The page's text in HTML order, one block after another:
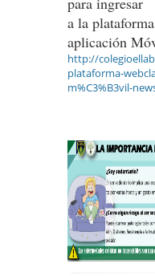
a la
aplicación
http://
plataforma-
m%C3%B3vil-